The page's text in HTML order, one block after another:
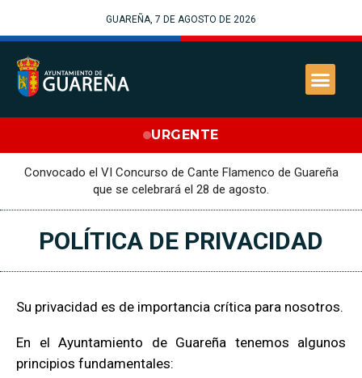
GUAREÑA, 7 DE AGOSTO DE 2026
URGENTE
Convocado el VI Concurso de Cante Flamenco de Guareña
que se celebrará el 28 de agosto.
POLÍTICA DE PRIVACIDAD
Su privacidad es de importancia crítica para nosotros.
En el Ayuntamiento de Guareña tenemos algunos
principios fundamentales: